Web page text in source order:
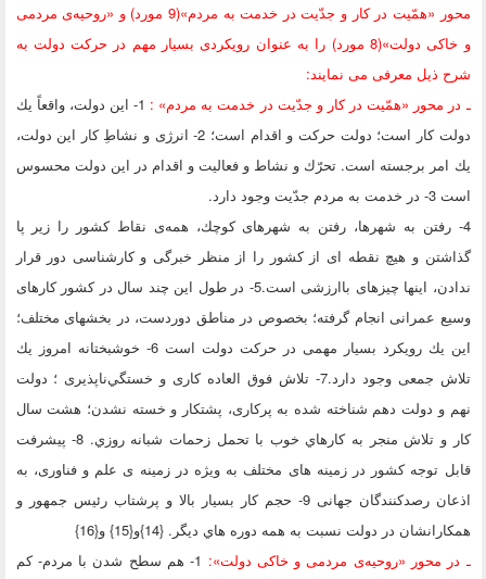
«همّيت در کار و جدّيت در خدمت به مردم»(9 مورد)
و «روحيه‌ى مردمى
دولت»(8 مورد)
را به عنوان رویکردی بسیار مهم در حرکت دولت به
ذیل معرفی می نمایند:
محور «همّيت در کار و جدّيت در خدمت به مردم» :
1- اين دولت، واقعاً يك
دولت كار است؛ دولت حركت و اقدام است؛ 2- انرژى و نشاطِ كار اين دولت،
برجسته است. تحرّك و نشاط و فعاليت و اقدام در اين دولت محسوس
به شهرها، رفتن به شهرهاى كوچك، همه‌ى نقاط كشور را زير پا
و هيچ نقطه اى از كشور را از منظر خبرگى و كارشناسى دور قرار
ندادن، اينها چيزهاى باارزشى است.5- در طول اين چند سال در كشور كارهاى
عمرانى انجام گرفته؛ بخصوص در مناطق دوردست، در بخشهاى مختلف؛
اين يك رويكرد بسيار مهمى در حركت دولت است 6- خوشبختانه امروز يك
تلاش جمعى وجود دارد.7- تلاش فوق العاده کاری و خستگي‌ناپذيری ؛ دولت
و دولت دهم شناخته شده به پركارى، پشتكار و خسته نشدن؛ هشت سال
کار و تلاش منجر به کارهاي خوب با تحمل زحمات شبانه روزي. 8- پیشرفت
توجه کشور در زمینه های مختلف به ویژه در زمينه ى علم و فناورى، به
اذعان رصدكنندگان جهانى 9- حجم کار بسيار بالا و پرشتاب رئيس جمهور و
در دولت نسبت به همه دوره هاي ديگر. {14}و{15} و{16}
محور «روحيه‌ى مردمى و خاكى دولت»:
1- هم سطح شدن با مردم- کم